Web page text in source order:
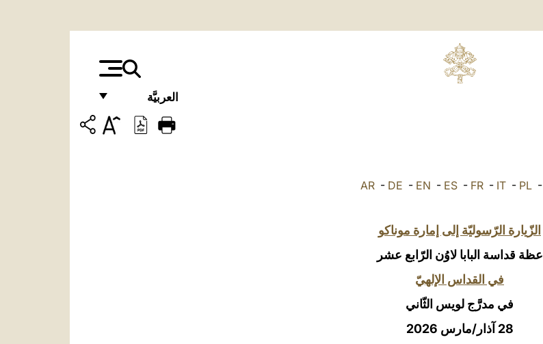
العربيَّة
FRANÇAIS
AR - DE - EN - ES - FR - IT - PL -
الزّيارة الرّسوليّة إلى إمارة موناكو
عظة قداسة البابا لاوُن الرّابع عشر
في القداس الإلهيّ
في مدرَّج لويس الثّاني
28 آذار/مارس 2026